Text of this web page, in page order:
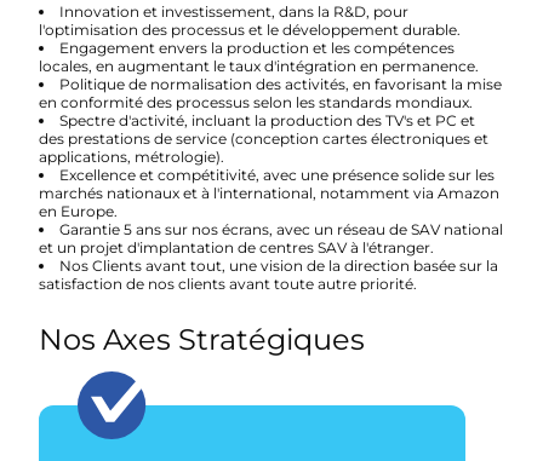
Innovation et investissement, dans la R&D, pour
l'optimisation des processus et le développement durable.
Engagement envers la production et les compétences
locales, en augmentant le taux d'intégration en permanence.
Politique de normalisation des activités, en favorisant la mise
en conformité des processus selon les standards mondiaux.
Spectre d'activité, incluant la production des TV's et PC et
des prestations de service (conception cartes électroniques et
applications, métrologie).
Excellence et compétitivité, avec une présence solide sur les
marchés nationaux et à l'international, notamment via Amazon
en Europe.
Garantie 5 ans sur nos écrans, avec un réseau de SAV national
et un projet d'implantation de centres SAV à l'étranger.
Nos Clients avant tout, une vision de la direction basée sur la
satisfaction de nos clients avant toute autre priorité.
Nos Axes Stratégiques